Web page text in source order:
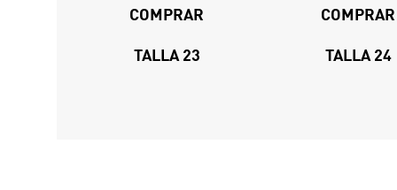
COMPRAR
TALLA 23
COMPRAR
TALLA 24